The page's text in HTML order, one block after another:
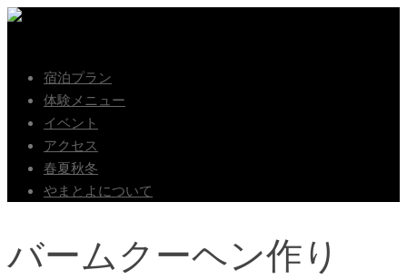
Skip
宿泊プラン
体験メニュー
イベント
アクセス
春夏秋冬
やまとよについて
バームクーヘン作り